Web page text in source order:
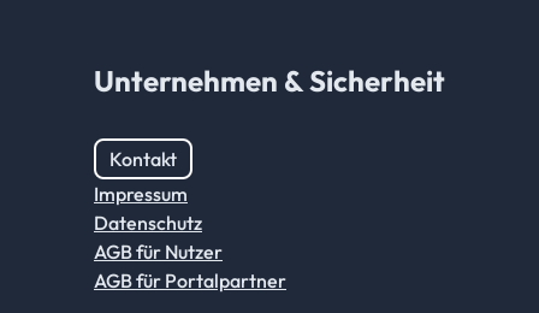
Unternehmen & Sicherheit
Kontakt
Impressum
Datenschutz
AGB für Nutzer
AGB für Portalpartner